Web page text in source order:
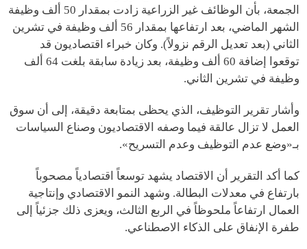
الجمعة، بأن الوظائف غير الزراعية زادت بمقدار 50 ألف وظيفة
الشهر الماضي، بعد ارتفاعها بمقدار 56 ألف وظيفة في تشرين
الثاني (بعد تعديل الرقم نزولاً). وكان خبراء اقتصاديون قد
توقعوا إضافة 60 ألف وظيفة، بعد زيادة سابقة بلغت 64 ألف
وظيفة في تشرين الثاني.
وأشار تقرير التوظيف، الذي يحظى بمتابعة دقيقة، إلى أن سوق
العمل لا تزال عالقة فيما وصفه الاقتصاديون وصناع السياسات
بـ«وضع عدم التوظيف وعدم التسريح».
كما أكد التقرير أن الاقتصاد يشهد توسعاً اقتصادياً مصحوباً
بارتفاع في معدلات البطالة. وشهد النمو الاقتصادي وإنتاجية
العمال ارتفاعاً ملحوظاً في الربع الثالث، ويعزى ذلك جزئياً إلى
طفرة الإنفاق على الذكاء الاصطناعي.